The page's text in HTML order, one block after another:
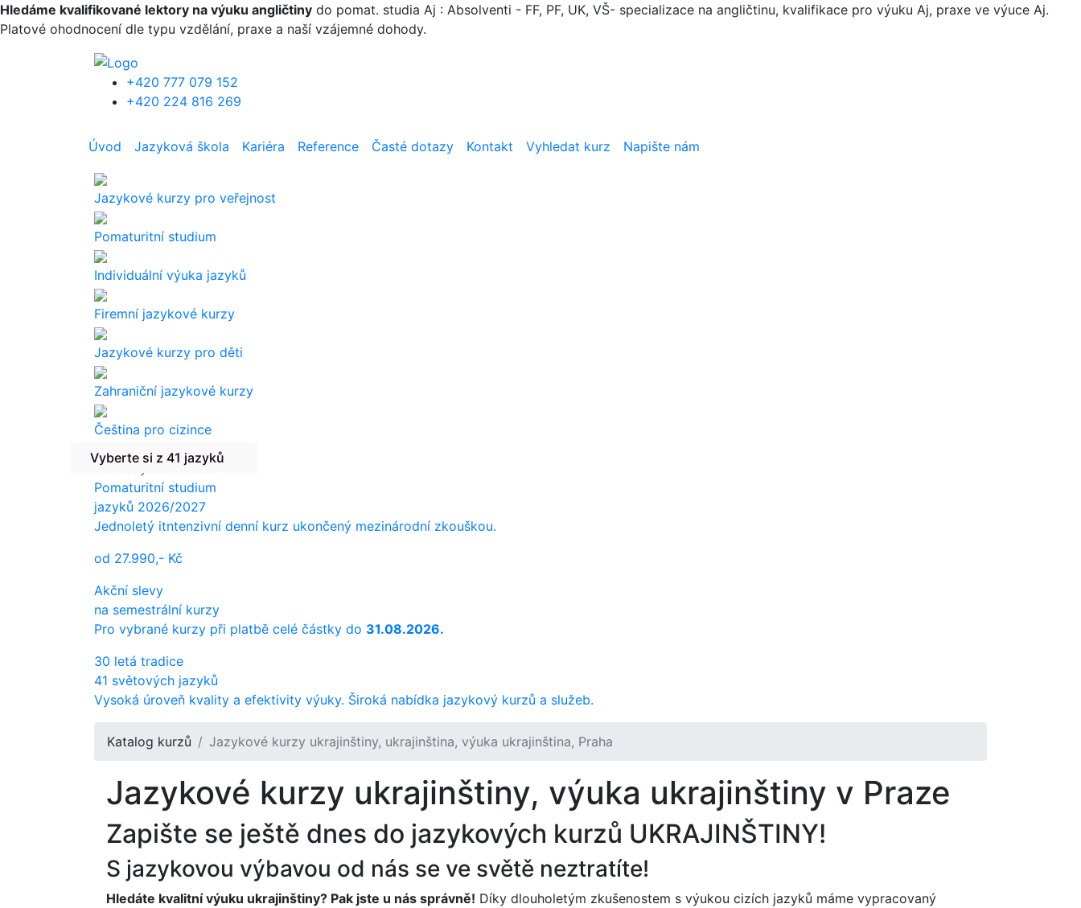
Přejít k hlavnímu obsahu
Hledáme kvalifikované lektory na výuku angličtiny do pomat. studia Aj : Absolventi - FF, PF, UK, VŠ- specializace na angličtinu, kvalifikace pro výuku Aj, praxe ve výuce Aj.
Platové ohodnocení dle typu vzdělání, praxe a naší vzájemné dohody.
+420 777 079 152
+420 224 816 269
Úvod Jazyková škola Kariéra Reference Časté dotazy Kontakt Vyhledat kurz Napište nám
Jazykové kurzy pro veřejnost
Pomaturitní studium
Individuální výuka jazyků
Firemní jazykové kurzy
Jazykové kurzy pro děti
Zahraniční jazykové kurzy
Čeština pro cizince
Překlady a tlumočení
Vyberte si z 41 jazyků
Pomaturitní studium
jazyků 2026/2027
Jednoletý itntenzivní denní kurz ukončený mezinárodní zkouškou.
od 27.990,- Kč
Akční slevy
na semestrální kurzy
Pro vybrané kurzy při platbě celé částky do 31.08.2026.
30 letá tradice
41 světových jazyků
Vysoká úroveň kvality a efektivity výuky. Široká nabídka jazykový kurzů a služeb.
Katalog kurzů Jazykové kurzy ukrajinštiny, ukrajinština, výuka ukrajinština, Praha
Jazykové kurzy ukrajinštiny, výuka ukrajinštiny v Praze
Zapište se ještě dnes do jazykových kurzů UKRAJINŠTINY!
S jazykovou výbavou od nás se ve světě neztratíte!
Hledáte kvalitní výuku ukrajinštiny? Pak jste u nás správně! Díky dlouholetým zkušenostem s výukou cizích jazyků máme vypracovaný